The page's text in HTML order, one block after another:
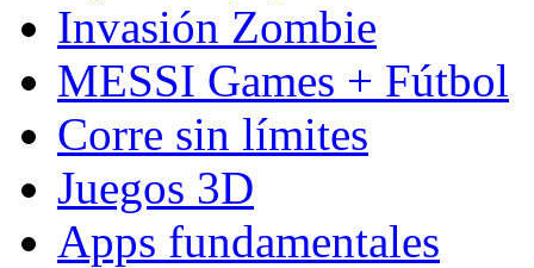
Invasión Zombie
MESSI Games + Fútbol
Corre sin límites
Juegos 3D
Apps fundamentales